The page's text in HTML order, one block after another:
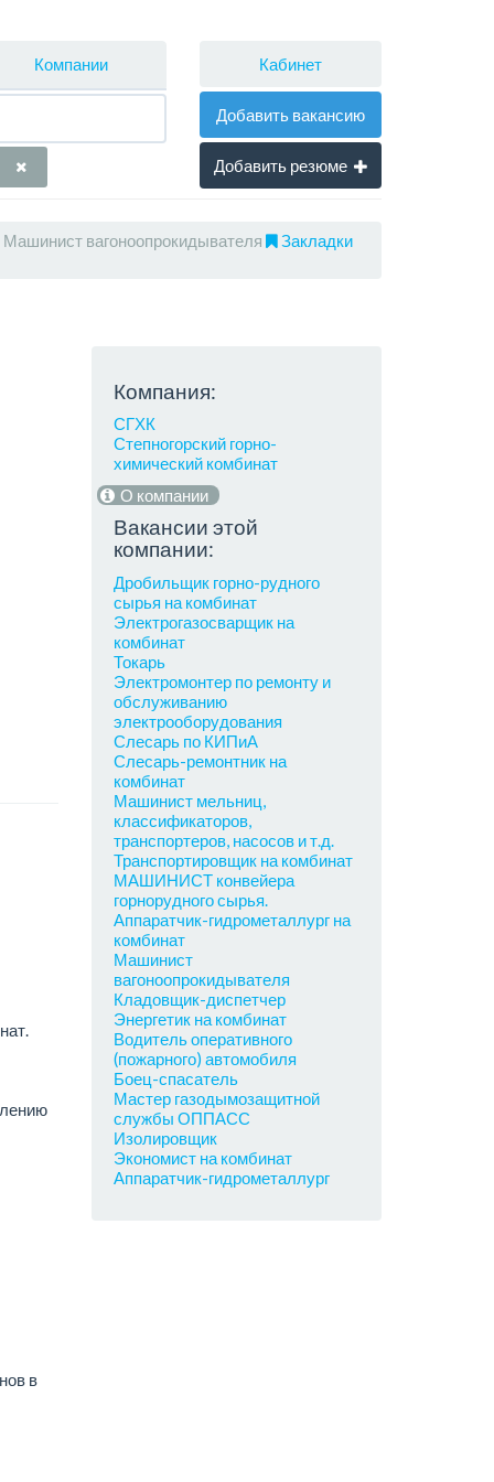
Компании Кабинет
Добавить вакансию
Добавить резюме
Машинист вагоноопрокидывателя
Закладки
в
Компания:
СГХК
Степногорский горно-
химический комбинат
О компании
Вакансии этой
компании:
Дробильщик горно-рудного
сырья на комбинат
Электрогазосварщик на
комбинат
Токарь
Электромонтер по ремонту и
обслуживанию
электрооборудования
Слесарь по КИПиА
Слесарь-ремонтник на
комбинат
Машинист мельниц,
классификаторов,
транспортеров, насосов и т.д.
Транспортировщик на комбинат
МАШИНИСТ конвейера
горнорудного сырья.
Аппаратчик-гидрометаллург на
комбинат
Машинист
вагоноопрокидывателя
Кладовщик-диспетчер
Энергетик на комбинат
Водитель оперативного
(пожарного) автомобиля
Боец-спасатель
Мастер газодымозащитной
службы ОППАСС
Изолировщик
Экономист на комбинат
Аппаратчик-гидрометаллург